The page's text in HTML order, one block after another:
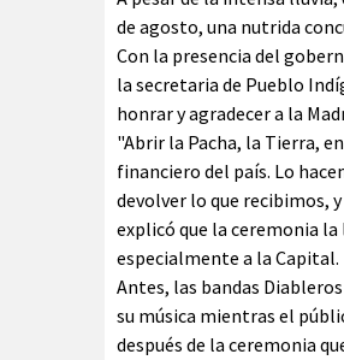
de agosto, una nutrida
Con la presencia del
la secretaria de Pueblo
honrar y agradecer a la
"Abrir la Pacha, la Tierra,
financiero del país. Lo
devolver lo que recibimos,
explicó que la ceremonia
especialmente a la Capital.
Antes, las bandas
su música mientras el
después de la ceremonia